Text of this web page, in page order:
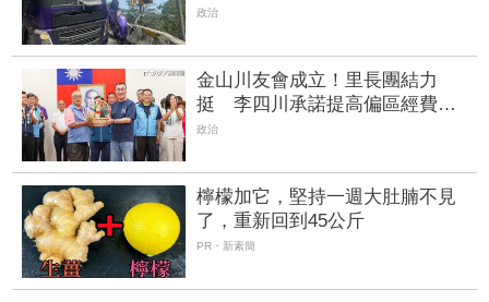
聞網
政治
金山川友會成立！里長團結力
挺 李四川承諾提高偏區經費促
建設
政治
檸檬加它，堅持一週大肚腩不見
了，重新回到45公斤
PR・新素簡